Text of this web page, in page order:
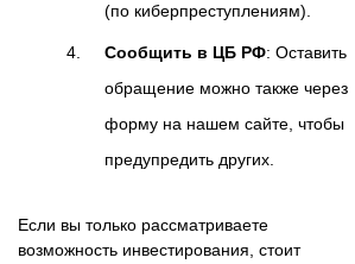
(по киберпреступлениям).
Сообщить в ЦБ РФ: Оставить
обращение можно также через
форму на нашем сайте, чтобы
предупредить других.
Если вы только рассматриваете
возможность инвестирования, стоит